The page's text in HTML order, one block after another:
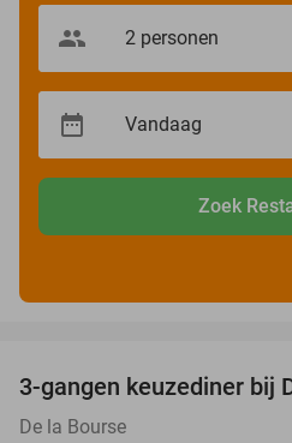
Zoek
3-gangen keuzediner bij
De la Bourse